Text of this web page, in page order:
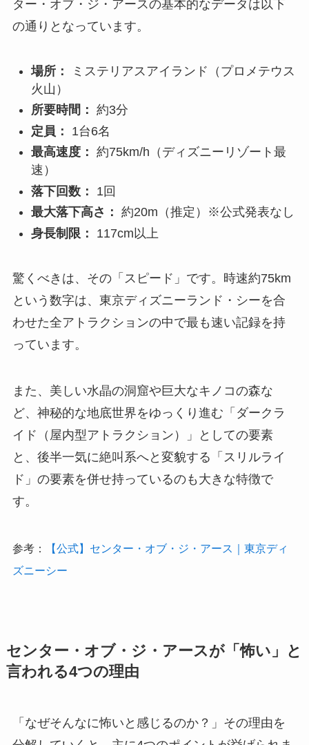
ター・オブ・ジ・アースの基本的なデータは以下
の通りとなっています。
場所：
ミステリアスアイランド（プロメテウス
火山）
所要時間： 約3分
定員：
1台6名
最高速度： 約75km/h（ディズニーリゾート最
速）
落下回数：
1回
最大落下高さ： 約20m（推定）※公式発表なし
身長制限：
117cm以上
驚くべきは、その「スピード」です。時速約75km
という数字は、東京ディズニーランド・シーを合
わせた全アトラクションの中で最も速い記録を持
っています。
また、美しい水晶の洞窟や巨大なキノコの森な
ど、神秘的な地底世界をゆっくり進む「ダークラ
イド（屋内型アトラクション）」としての要素
と、後半一気に絶叫系へと変貌する「スリルライ
ド」の要素を併せ持っているのも大きな特徴で
す。
参考：
【公式】センター・オブ・ジ・アース｜東京ディ
ズニーシー
センター・オブ・ジ・アースが「怖い」と
言われる4つの理由
「なぜそんなに怖いと感じるのか？」その理由を